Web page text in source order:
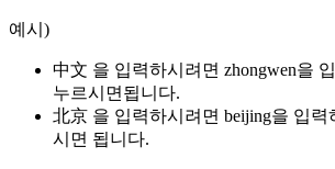
예시)
中文 을 입력하시려면 zhongwen을
누르시면됩니다.
北京 을 입력하시려면 beijing을 입력
시면 됩니다.